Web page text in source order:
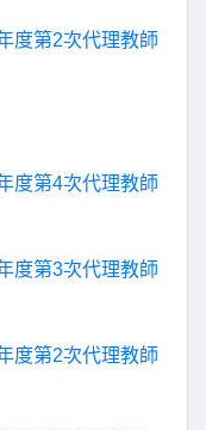
度第2次代理教師
度第4次代理教師
度第3次代理教師
度第2次代理教師